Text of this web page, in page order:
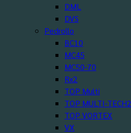
DML
DVS
Pedrollo
BC10
MC45
MC50-70
Rx2
TOP Multi
TOP MULTI-TECH2
TOP VORTEX
VX